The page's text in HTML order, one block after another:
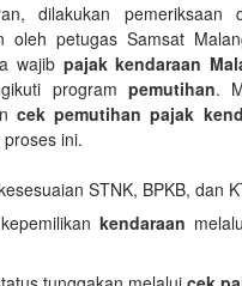
dilakukan pemeriksaan
oleh petugas Samsat
wajib pajak kendaraan
program pemutihan.
cek pemutihan pajak
ini.
STNK, BPKB, dan
kendaraan